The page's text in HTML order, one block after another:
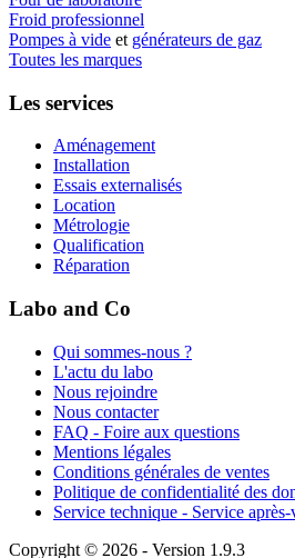
Froid professionnel
Pompes à vide et générateurs de gaz
Toutes les marques
Les services
Aménagement
Installation
Essais externalisés
Location
Métrologie
Qualification
Réparation
Labo and Co
Qui sommes-nous ?
L'actu du labo
Nous rejoindre
Nous contacter
FAQ - Foire aux questions
Mentions légales
Conditions générales de ventes
Politique de confidentialité des
Service technique - Service après-
Copyright © 2026 - Version 1.9.3